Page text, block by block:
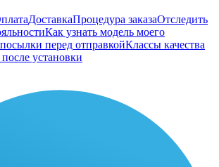
ДоставкаПроцедура заказаОтследить
Как узнать модель моего
перед отправкойКлассы качества
установки